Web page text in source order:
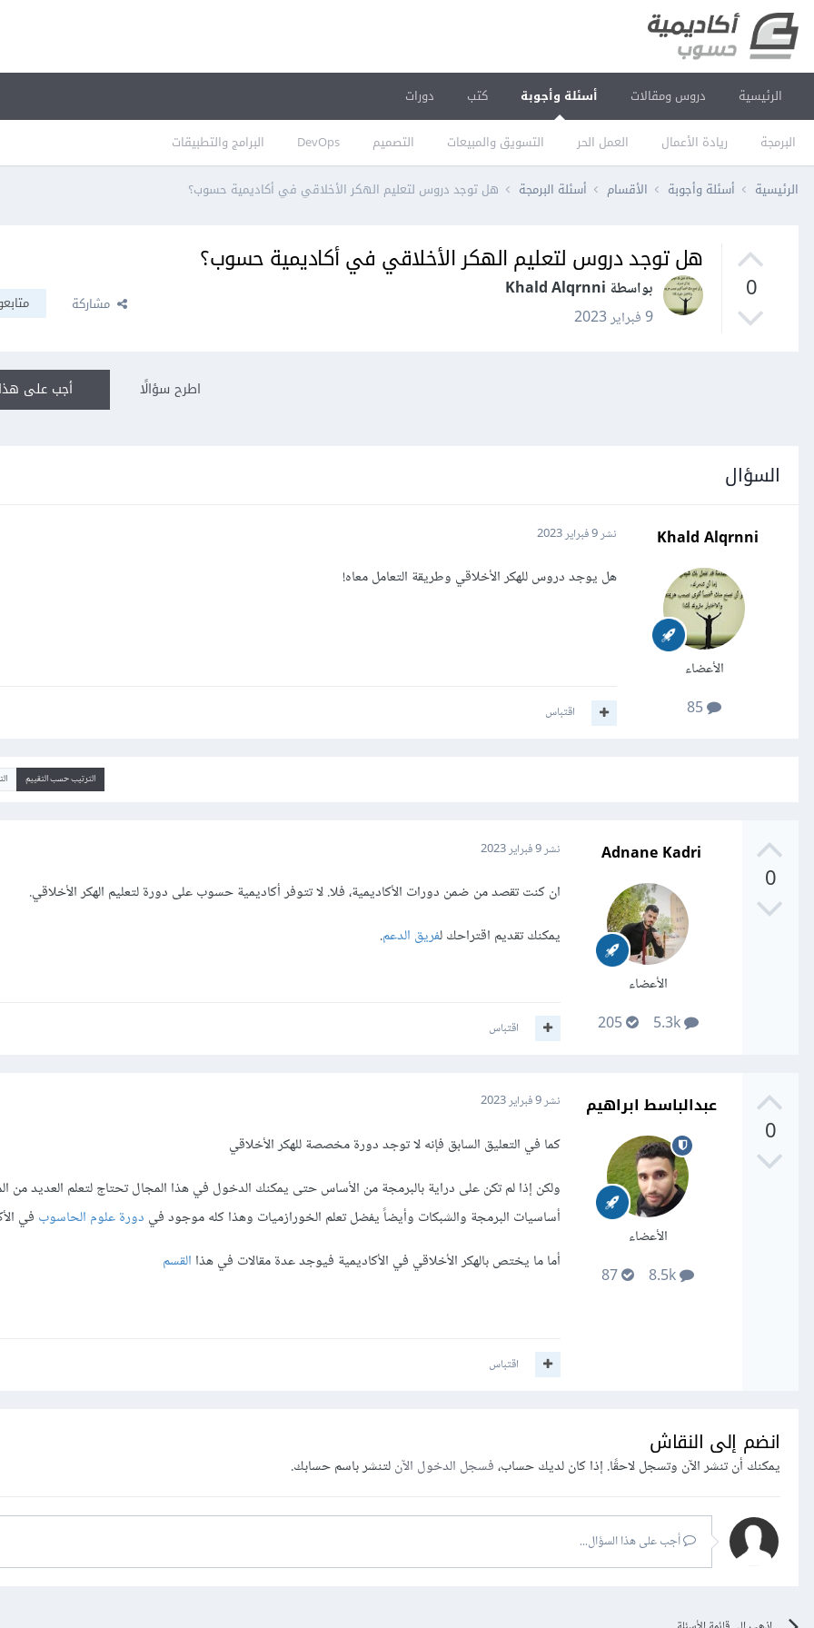
الرئيسية دروس ومقالات أسئلة وأجوبة
البرمجة ريادة الأعمال العمل الحر التسويق والمبيعات التصميم DevOps البرامج والتطبيقات
كتب دورات
الرئيسية أسئلة وأجوبة الأقسام أسئلة البرمجة هل توجد دروس لتعليم الهكر الأخلاقي في أكاديمية حسوب؟
0
هل توجد دروس لتعليم الهكر الأخلاقي في أكاديمية حسوب؟
بواسطة Khald Alqrnni
9 فبراير 2023
مشاركة
أجب على اطرح سؤالًا
السؤال
Khald Alqrnni
الأعضاء
نشر9 فبراير 2023
هل يوجد دروس للهكر الأخلاقي وطريقة التعامل معاه!
اقتباس
الترتيب حسب التقييم
0
Adnane Kadri
الأعضاء
5.3k
205
نشر9 فبراير 2023
ان كنت تقصد من ضمن دورات الأكاديمية، فلا. لا تتوفر أكاديمية حسوب على دورة لتعليم الهكر الأخلاقي.
يمكنك تقديم اقتراحك لفريق الدعم.
اقتباس
0
عبدالباسط ابراهيم
الأعضاء
نشر9 فبراير 2023
كما في التعليق السابق فإنه لا توجد دورة مخصصة للهكر الأخلاقي
ولكن إذا لم تكن على دراية بالبرمجة من الأساس حتى يمكنك الدخول في هذا المجال تحتاج لتعلم العديد من
أساسيات البرمجة والشبكات وأيضاً يفضل تعلم الخورازميات وهذا كله موجود في دورة علوم الحاسوب في
أما ما يختص بالهكر الأخلاقي في الأكاديمية فيوجد عدة مقالات في هذا القسم
اقتباس
انضم إلى النقاش
يمكنك أن تنشر الآن وتسجل لاحقًا. إذا كان لديك حساب،فسجل الدخول الآنلتنشر باسم حسابك.
أجب على هذا السؤال...